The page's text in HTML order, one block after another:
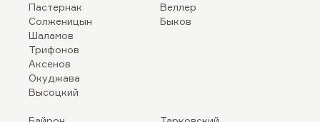
Пастернак
Солженицын
Шаламов
Трифонов
Аксенов
Окуджава
Высоцкий
Веллер
Быков